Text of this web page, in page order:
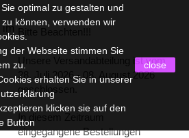
Unsere Versandabteilung ist vom
28. Juli 2026 - 08. August 2026
geschlossen.
In diesem Zeitraum
eingegangene Bestellungen
optimal zu gestalten und
können, verwenden wir
der Webseite stimmen Sie
zu.
erhalten Sie in unserer
klicken sie auf den
Button
close